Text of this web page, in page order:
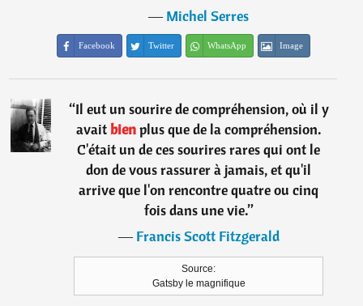
―Michel Serres
Facebook Twitter WhatsApp Image
“Il eut un sourire de compréhension, où il y
avaitbienplus que de la compréhension.
C'était un de ces sourires rares qui ont le
don de vous rassurer à jamais, et qu'il
arrive que l'on rencontre quatre ou cinq
fois dans une vie.”
―Francis Scott Fitzgerald
Source:
Gatsby le magnifique